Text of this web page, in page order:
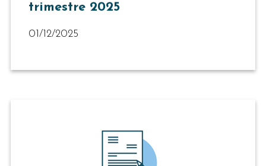
trimestre 2025
01/12/2025